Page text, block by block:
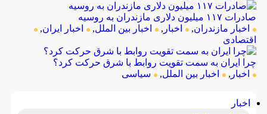
صادرات ۱۱۷ میلیون دلاری مازندران به روسیه
اخبار مازندران, اخبار , اخبار بین الملل, اخبار ایران,
اقتصادی
چرا ایران به سمت تقویت روابط با شرق حرکت کرد؟
اخبار , اخبار بین الملل, سیاسی
اخبار